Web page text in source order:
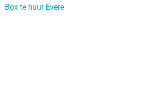
Box te huur Evere